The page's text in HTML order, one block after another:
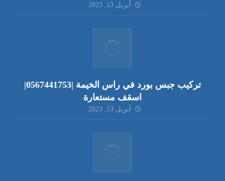
أبريل 13, 2023
تركيب جبس بورد في راس الخيمة |0567441753|
اسقف مستعارة
أبريل 13, 2023